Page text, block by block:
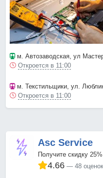
м. Автозаводская, ул
Откроется в 11:00
м. Текстильщики, ул.
Откроется в 11:00
Asc Service
Получите скидку
4.66 48 оценок